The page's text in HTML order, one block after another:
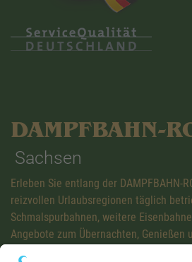
DAMPFBAHN-
Sachsen
Erleben Sie entlang der DAMPFBAHN-
reizvollen Urlaubsregionen täglich
Schmalspurbahnen, weitere
Angebote zum Übernachten, Genießen